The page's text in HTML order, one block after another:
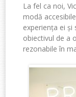
La fel ca noi,
modă accesibile
experiența ei și
obiectivul de a
rezonabile în